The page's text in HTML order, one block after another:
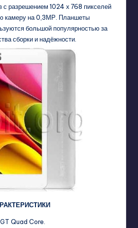
с разрешением 1024 х 768 пикселей
камеру на 0,3МР. Планшеты
большой популярностью за
сборки и надёжности.
Quad Core.